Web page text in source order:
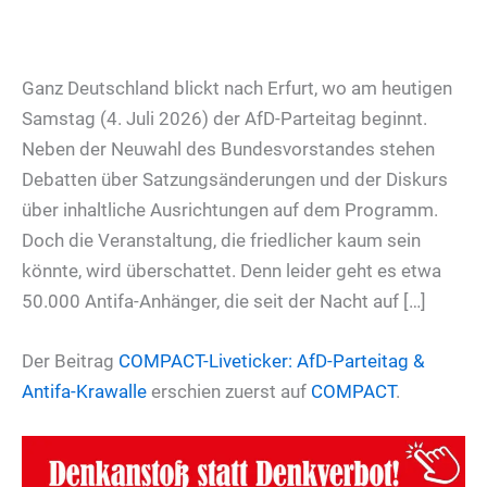
Ganz Deutschland blickt nach Erfurt, wo am heutigen
Samstag (4. Juli 2026) der AfD-Parteitag beginnt.
Neben der Neuwahl des Bundesvorstandes stehen
Debatten über Satzungsänderungen und der Diskurs
über inhaltliche Ausrichtungen auf dem Programm.
Doch die Veranstaltung, die friedlicher kaum sein
könnte, wird überschattet. Denn leider geht es etwa
50.000 Antifa-Anhänger, die seit der Nacht auf […]
Der Beitrag COMPACT-Liveticker: AfD-Parteitag &
Antifa-Krawalle erschien zuerst auf COMPACT.